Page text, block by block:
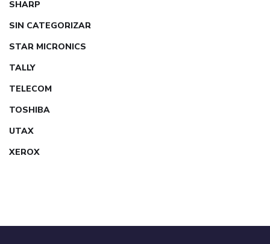
SHARP
SIN CATEGORIZAR
STAR MICRONICS
TALLY
TELECOM
TOSHIBA
UTAX
XEROX